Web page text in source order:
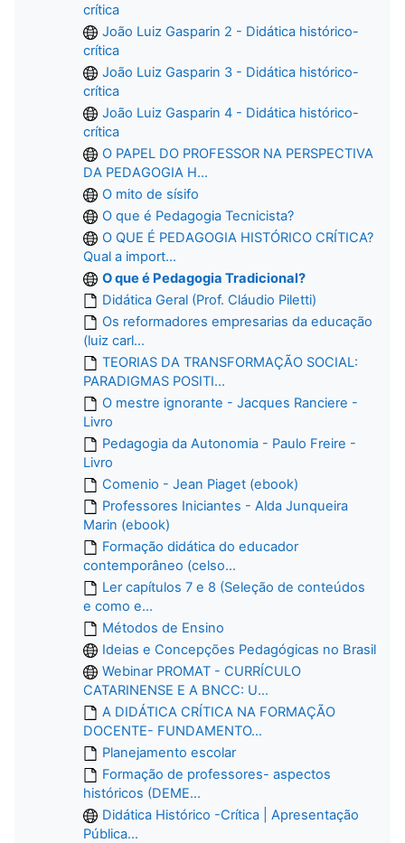
crítica
João Luiz Gasparin 2 - Didática histórico-
crítica
João Luiz Gasparin 3 - Didática histórico-
crítica
João Luiz Gasparin 4 - Didática histórico-
crítica
O PAPEL DO PROFESSOR NA PERSPECTIVA
DA PEDAGOGIA H...
O mito de sísifo
O que é Pedagogia Tecnicista?
O QUE É PEDAGOGIA HISTÓRICO CRÍTICA?
Qual a import...
O que é Pedagogia Tradicional?
Didática Geral (Prof. Cláudio Piletti)
Os reformadores empresarias da educação
(luiz carl...
TEORIAS DA TRANSFORMAÇÃO SOCIAL:
PARADIGMAS POSITI...
O mestre ignorante - Jacques Ranciere -
Livro
Pedagogia da Autonomia - Paulo Freire -
Livro
Comenio - Jean Piaget (ebook)
Professores Iniciantes - Alda Junqueira
Marin (ebook)
Formação didática do educador
contemporâneo (celso...
Ler capítulos 7 e 8 (Seleção de conteúdos
e como e...
Métodos de Ensino
Ideias e Concepções Pedagógicas no Brasil
Webinar PROMAT - CURRÍCULO
CATARINENSE E A BNCC: U...
A DIDÁTICA CRÍTICA NA FORMAÇÃO
DOCENTE- FUNDAMENTO...
Planejamento escolar
Formação de professores- aspectos
históricos (DEME...
Didática Histórico -Crítica | Apresentação
Pública...